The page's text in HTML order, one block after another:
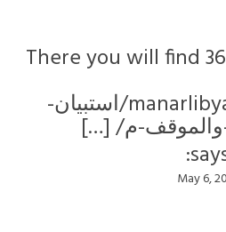
[…] There you
manarlibya.com/2022/06/27/استبيان-
م/ […]